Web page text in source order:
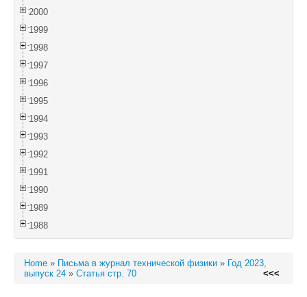
2000
1999
1998
1997
1996
1995
1994
1993
1992
1991
1990
1989
1988
Home » Письма в журнал технической физики » Год 2023,
выпуск 24 » Статья стр. 70 <<<